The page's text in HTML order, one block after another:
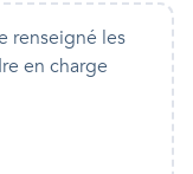
renseigné les
en charge